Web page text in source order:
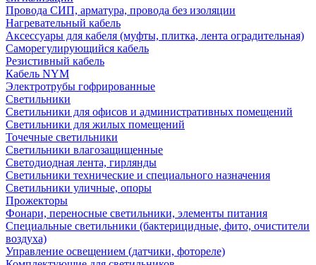
Провода СИП, арматура, провода без изоляции
Нагревательный кабель
Аксессуары для кабеля (муфты, плитка, лента оградительная)
Саморегулирующийся кабель
Резистивный кабель
Кабель NYM
Электротрубы гофрированные
Светильники
Светильники для офисов и административных помещений
Светильники для жилых помещений
Точечные светильники
Светильники влагозащищенные
Светодиодная лента, гирлянды
Светильники технические и специального назначения
Светильники уличные, опоры
Прожекторы
Фонари, переносные светильники, элементы питания
Специальные светильники (бактерицидные, фито, очистители
воздуха)
Управление освещением (датчики, фотореле)